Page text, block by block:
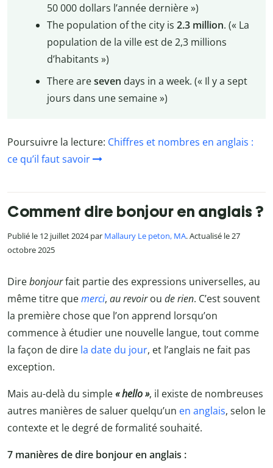
50 000 dollars l’année dernière »)
The population of the city is 2.3 million. (« La
population de la ville est de 2,3 millions
d’habitants »)
There areseven days in a week. (« Il y a sept
jours dans une semaine »)
Poursuivre la lecture: Chiffres et nombres en anglais :
ce qu’il faut savoir
Comment dire bonjour en anglais ?
Publié le 12 juillet 2024 par Mallaury Le peton, MA. Actualisé le 27
octobre 2025
Direbonjourfait partie des expressions universelles, au
même titre quemerci, au revoirou de rien. C’est souvent
la première chose que l’on apprend lorsqu’on
commence à étudier une nouvelle langue, tout comme
la façon de dire la date du jour, et l’anglais ne fait pas
exception.
Mais au-delà du simple«hello », il existe de nombreuses
autres manières de saluer quelqu’un en anglais, selon le
contexte et le degré de formalité souhaité.
7 manières de dire bonjour en anglais :